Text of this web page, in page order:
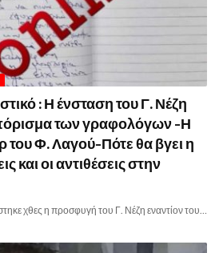
: Η ένσταση του Γ. Νέζη
των γραφολόγων -Η
του Φ. Λαγού-Πότε θα βγει η
και οι αντιθέσεις στην
χθες η προσφυγή του Γ. Νέζη εναντίον του…